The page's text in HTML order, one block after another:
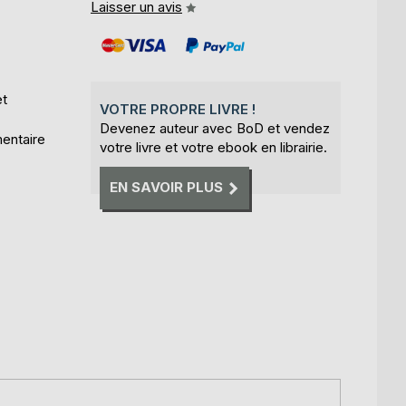
Laisser un avis
VOTRE PROPRE LIVRE !
Devenez auteur avec BoD et vendez
votre livre et votre ebook en librairie.
EN SAVOIR PLUS